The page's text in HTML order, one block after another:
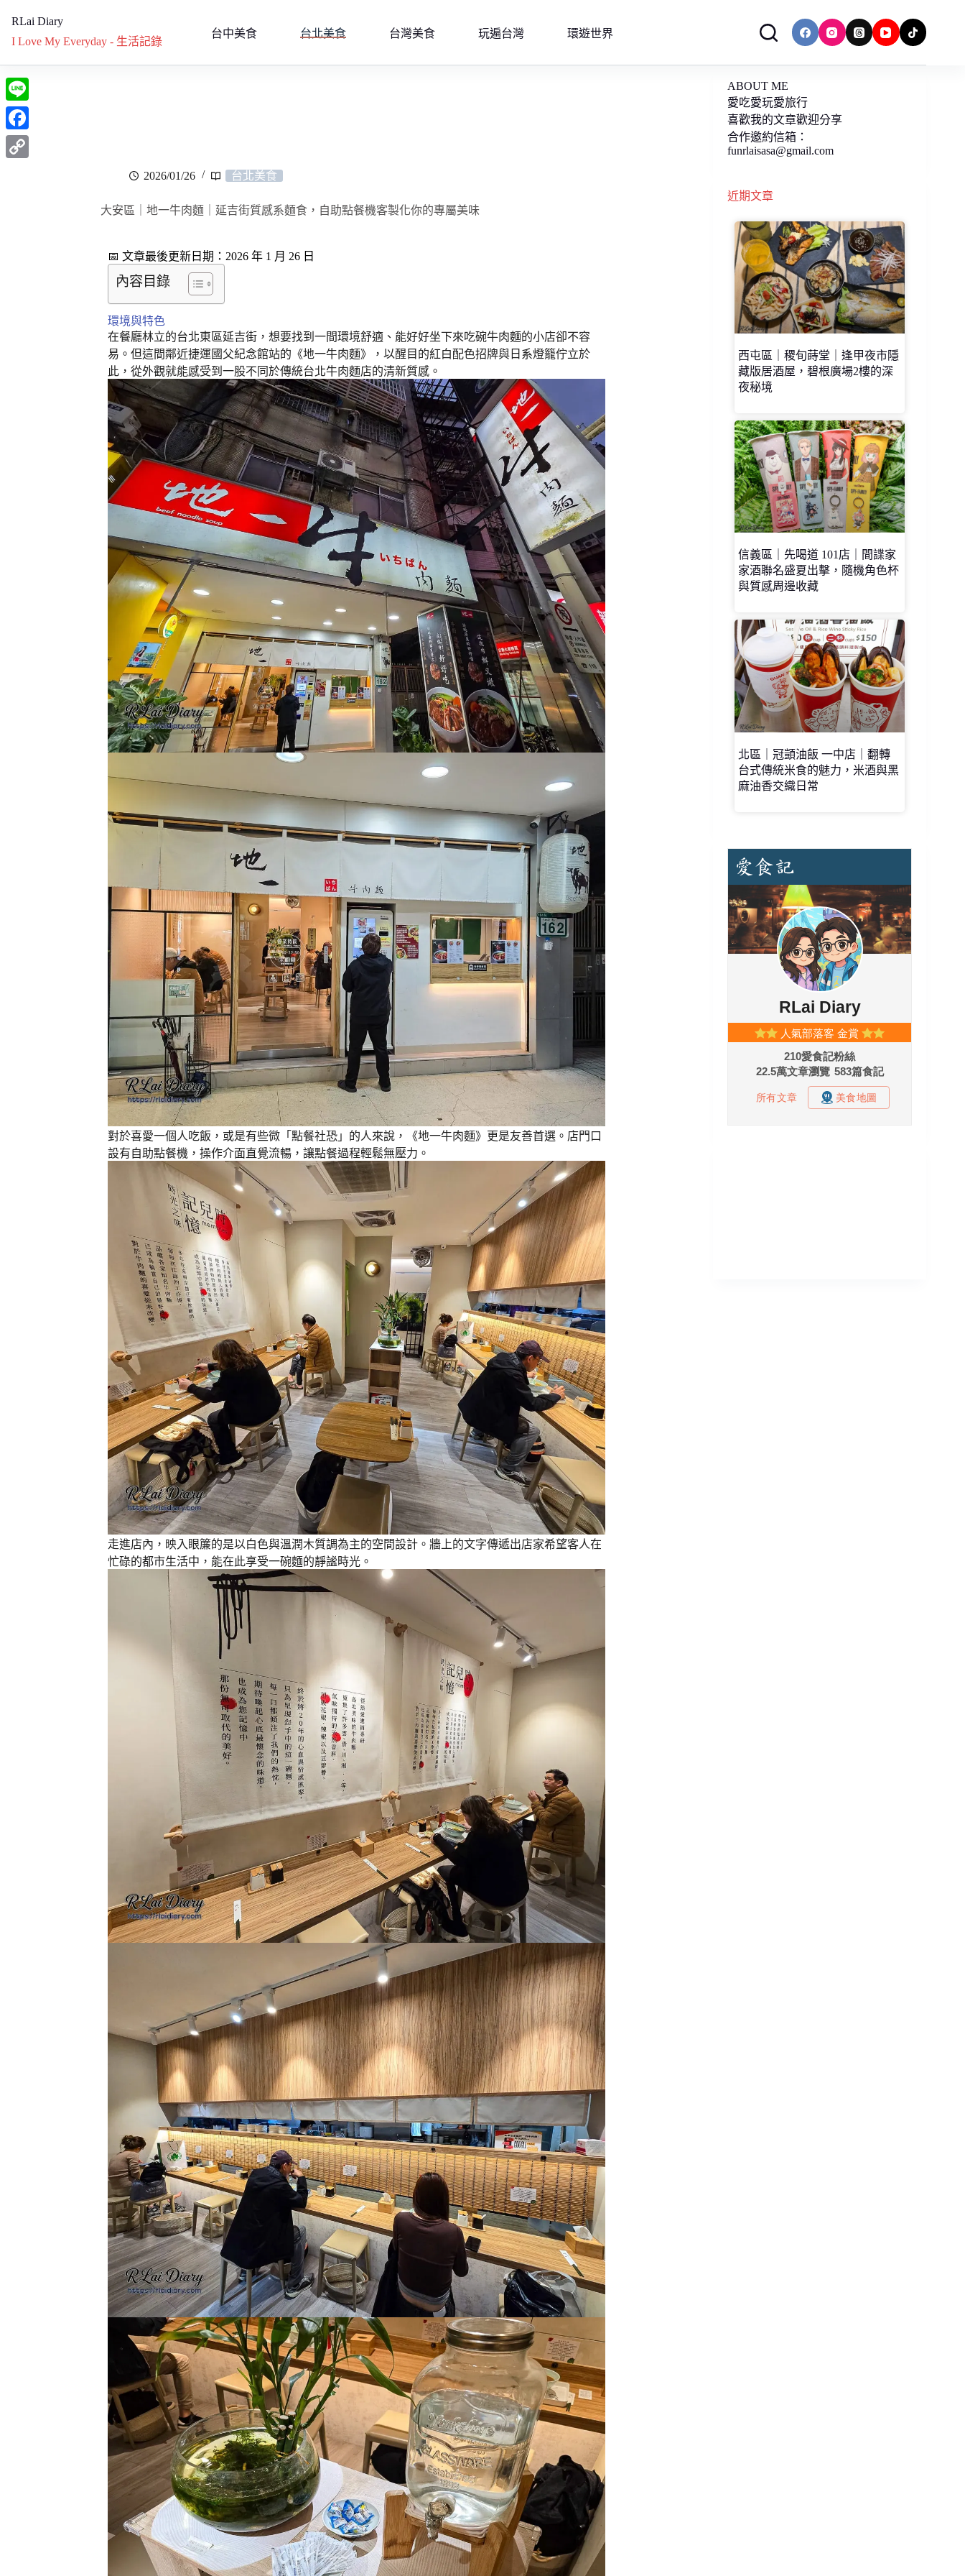
RLai Diary
I Love My Everyday - 生活記錄
台中美食 台北美食 台灣美食 玩遍台灣 環遊世界
2026/01/26 台北美食
大安區｜地一牛肉麵｜延吉街質感系麵食，自助點餐機客製化你的專屬美味
📅 文章最後更新日期：2026 年 1 月 26 日
內容目錄
環境與特色
在餐廳林立的台北東區延吉街，想要找到一間環境舒適、能好好坐下來吃碗牛肉麵的小店卻不容
易。但這間鄰近捷運國父紀念館站的《地一牛肉麵》，以醒目的紅白配色招牌與日系燈籠佇立於
此，從外觀就能感受到一股不同於傳統台北牛肉麵店的清新質感。
對於喜愛一個人吃飯，或是有些微「點餐社恐」的人來說，《地一牛肉麵》更是友善首選。店門口
設有自助點餐機，操作介面直覺流暢，讓點餐過程輕鬆無壓力。
走進店內，映入眼簾的是以白色與溫潤木質調為主的空間設計。牆上的文字傳遞出店家希望客人在
忙碌的都市生活中，能在此享受一碗麵的靜謐時光。
ABOUT ME
愛吃愛玩愛旅行
喜歡我的文章歡迎分享
合作邀約信箱：
funrlaisasa@gmail.com
近期文章
西屯區｜稷旬蒔堂｜逢甲夜市隱
藏版居酒屋，碧根廣場2樓的深
夜秘境
信義區｜先喝道 101店｜間諜家
家酒聯名盛夏出擊，隨機角色杯
與質感周邊收藏
北區｜冠顗油飯 一中店｜翻轉
台式傳統米食的魅力，米酒與黑
麻油香交織日常
L
i
n
F